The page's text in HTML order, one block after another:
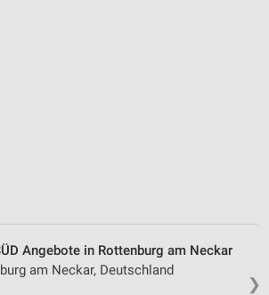
❯
Angebote in Rottenburg am Neckar
am Neckar, Deutschland